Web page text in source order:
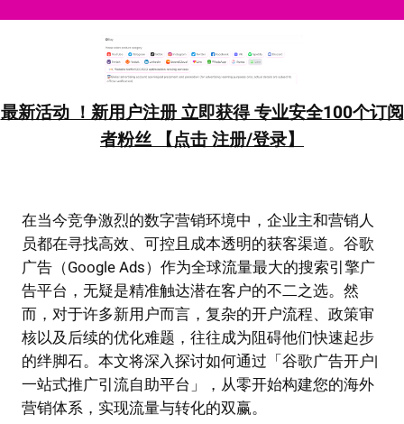
最新活动 ！新用户注册 立即获得 专业安全100个订阅
者粉丝 【点击 注册/登录】
在当今竞争激烈的数字营销环境中，企业主和营销人
员都在寻找高效、可控且成本透明的获客渠道。谷歌
广告（Google Ads）作为全球流量最大的搜索引擎广
告平台，无疑是精准触达潜在客户的不二之选。然
而，对于许多新用户而言，复杂的开户流程、政策审
核以及后续的优化难题，往往成为阻碍他们快速起步
的绊脚石。本文将深入探讨如何通过「谷歌广告开户|
一站式推广引流自助平台」，从零开始构建您的海外
营销体系，实现流量与转化的双赢。